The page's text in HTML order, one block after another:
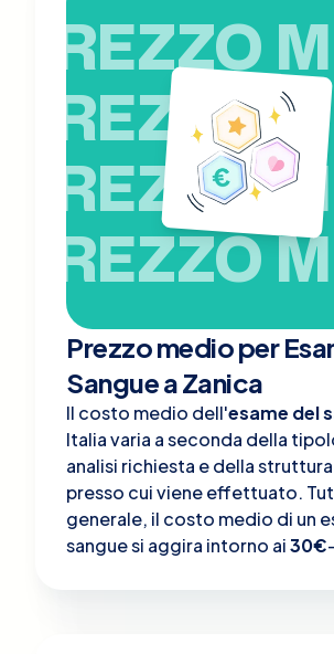
PREZZO
PREZZO
PREZZO
PREZZO
Prezzo medio per
Sangue a Zanica
Il costo medio dell'esame del
Italia varia a seconda della
analisi richiesta e della
presso cui viene effettuato.
generale, il costo medio di un
sangue si aggira intorno ai30€-